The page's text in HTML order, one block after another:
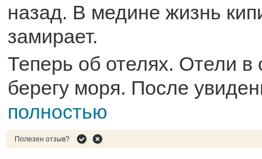
назад. В медине жизнь
замирает.
Теперь об отелях. Отели в
берегу моря. После
полностью
Полезен отзыв?